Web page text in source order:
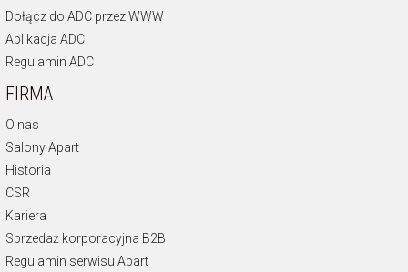
Dołącz do ADC przez WWW
Aplikacja ADC
Regulamin ADC
FIRMA
O nas
Salony Apart
Historia
CSR
Kariera
Sprzedaż korporacyjna B2B
Regulamin serwisu Apart